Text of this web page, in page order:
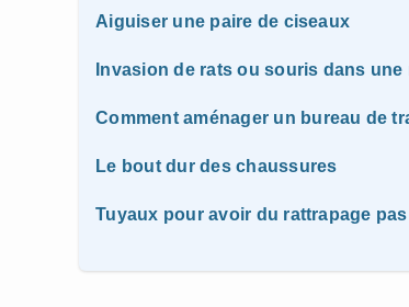
Aiguiser une paire de ciseaux
Invasion de rats ou souris dans une
Comment aménager un bureau de
Le bout dur des chaussures
Tuyaux pour avoir du rattrapage